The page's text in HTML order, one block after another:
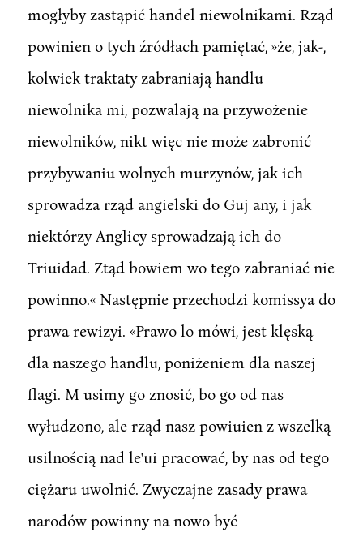
mogłyby zastąpić handel niewolnikami. Rząd
powinien o tych źródłach pamiętać, »że, jak-,
kolwiek traktaty zabraniają handlu
niewolnika mi, pozwalają na przywożenie
niewolników, nikt więc nie może zabronić
przybywaniu wolnych murzynów, jak ich
sprowadza rząd angielski do Guj any, i jak
niektórzy Anglicy sprowadzają ich do
Triuidad. Ztąd bowiem wo tego zabraniać nie
powinno.« Następnie przechodzi komissya do
prawa rewizyi. «Prawo lo mówi, jest klęską
dla naszego handlu, poniżeniem dla naszej
flagi. M usimy go znosić, bo go od nas
wyłudzono, ale rząd nasz powiuien z wszelką
usilnością nad le'ui pracować, by nas od tego
ciężaru uwolnić. Zwyczajne zasady prawa
narodów powinny na nowo być